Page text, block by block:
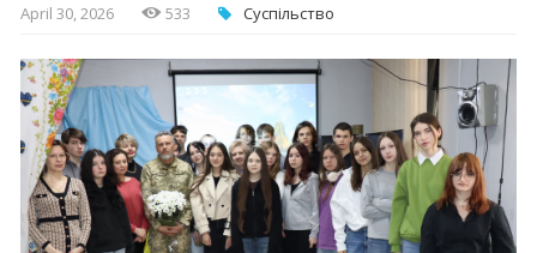
April 30, 2026 533 Суспільство